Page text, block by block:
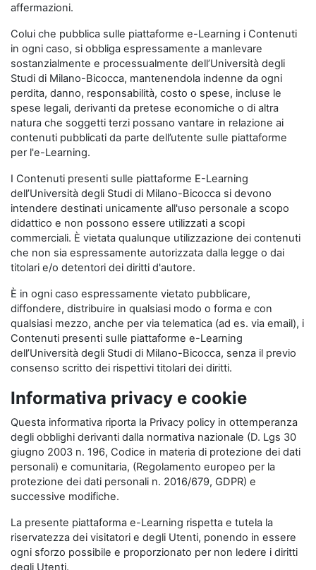
affermazioni.
Colui che pubblica sulle piattaforme e-Learning i Contenuti
in ogni caso, si obbliga espressamente a manlevare
sostanzialmente e processualmente dell’Università degli
Studi di Milano-Bicocca, mantenendola indenne da ogni
perdita, danno, responsabilità, costo o spese, incluse le
spese legali, derivanti da pretese economiche o di altra
natura che soggetti terzi possano vantare in relazione ai
contenuti pubblicati da parte dell’utente sulle piattaforme
per l'e-Learning.
I Contenuti presenti sulle piattaforme E-Learning
dell’Università degli Studi di Milano-Bicocca si devono
intendere destinati unicamente all'uso personale a scopo
didattico e non possono essere utilizzati a scopi
commerciali. È vietata qualunque utilizzazione dei contenuti
che non sia espressamente autorizzata dalla legge o dai
titolari e/o detentori dei diritti d'autore.
È in ogni caso espressamente vietato pubblicare,
diffondere, distribuire in qualsiasi modo o forma e con
qualsiasi mezzo, anche per via telematica (ad es. via email), i
Contenuti presenti sulle piattaforme e-Learning
dell’Università degli Studi di Milano-Bicocca, senza il previo
consenso scritto dei rispettivi titolari dei diritti.
Informativa privacy e cookie
Questa informativa riporta la Privacy policy in ottemperanza
degli obblighi derivanti dalla normativa nazionale (D. Lgs 30
giugno 2003 n. 196, Codice in materia di protezione dei dati
personali) e comunitaria, (Regolamento europeo per la
protezione dei dati personali n. 2016/679, GDPR) e
successive modifiche.
La presente piattaforma e-Learning rispetta e tutela la
riservatezza dei visitatori e degli Utenti, ponendo in essere
ogni sforzo possibile e proporzionato per non ledere i diritti
degli Utenti.